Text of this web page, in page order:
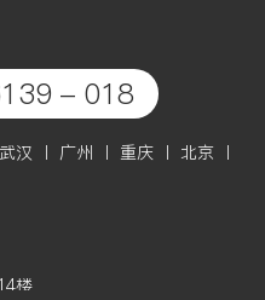
- 018
汉 丨 广州 丨 重庆 丨 北京 丨
楼